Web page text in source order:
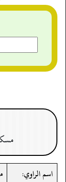
اسم الراوي: